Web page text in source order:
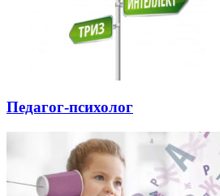
Педагог-психолог